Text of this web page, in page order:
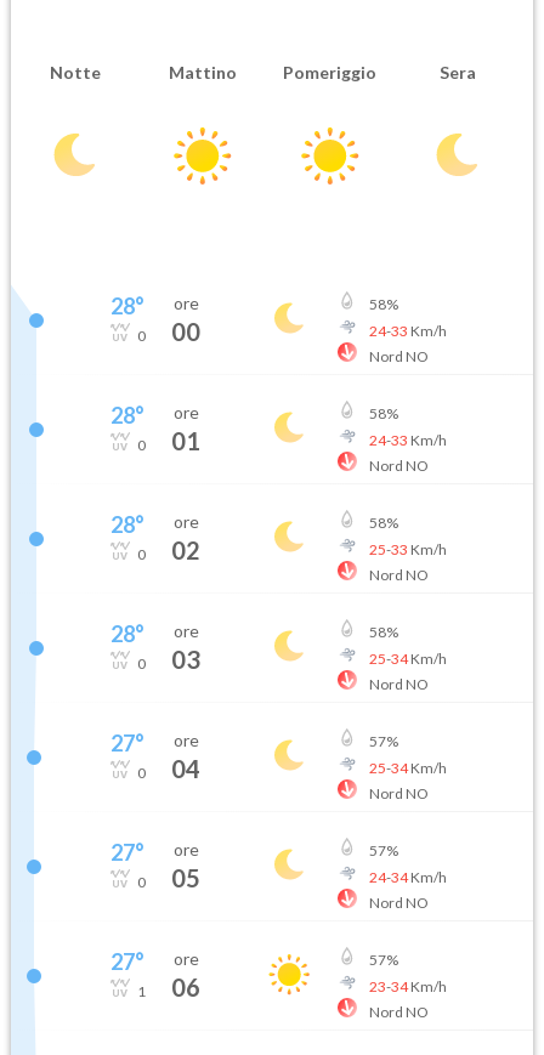
Notte Mattino Pomeriggio Sera
28°
0
ore
00
58%
24-33 Km/h
Nord NO
28°
0
ore
01
58%
24-33 Km/h
Nord NO
28°
0
ore
02
58%
25-33 Km/h
Nord NO
28°
0
ore
03
58%
25-34Km/h
Nord NO
27°
0
ore
04
57%
25-34Km/h
Nord NO
27°
0
ore
05
57%
24-34Km/h
Nord NO
27°
1
ore
06
57%
23-34Km/h
Nord NO